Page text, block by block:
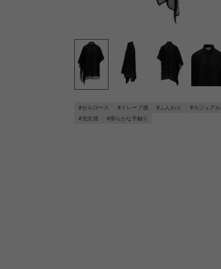
#セルロース #ドレープ感 #ふんわり #カジュアル
#光沢感
#滑らかな手触り